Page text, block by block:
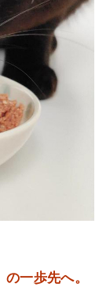
一歩先へ。